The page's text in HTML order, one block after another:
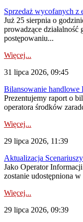
Sprzedaż wycofanych z
Już 25 sierpnia o
prowadzące
postępowaniu...
Więcej...
31 lipca 2026, 09:45
Bilansowanie
Prezentujemy raport o
operatora środków
Więcej...
29 lipca 2026, 11:39
Aktualizacja
Jako Operator
zostanie udostępniona
Więcej...
29 lipca 2026, 09:39